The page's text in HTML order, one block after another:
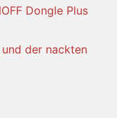
Dongle Plus
der nackten